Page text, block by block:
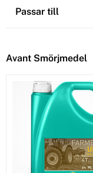
Passar till
Avant Smörjmedel